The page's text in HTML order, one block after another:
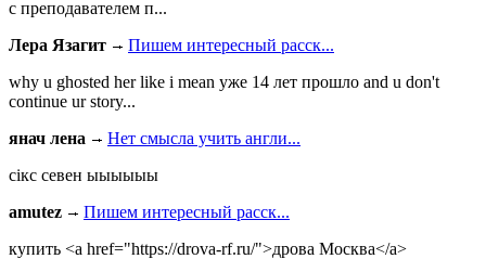
с преподавателем п...
Лера Язагит
Пишем интересный расск...
why u ghosted her like i mean уже 14 лет прошло and u don't
continue ur story...
янач лена
Нет смысла учить англи...
сiкс севен ыыыыыы
amutez
Пишем интересный расск...
купить <a href="https://drova-rf.ru/">дрова Москва</a>